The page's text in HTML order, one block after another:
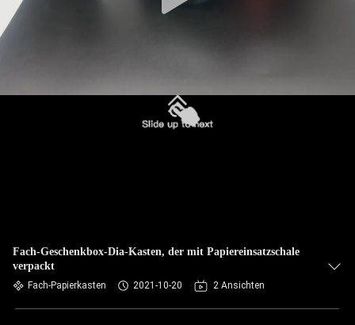
Fach-Geschenkbox-Dia-Kasten, der mit Papiereinsatzschale
verpackt
Fach-Papierkasten 2021-10-20 2 Ansichten